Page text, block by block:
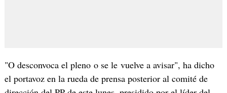
"O desconvoca el pleno o se le vuelve a avisar", ha dicho
el portavoz en la rueda de prensa posterior al comité de